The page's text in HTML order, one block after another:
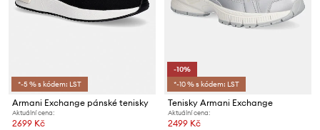
*-5 % s kódem: LST
Armani Exchange pánské tenisky
Aktuální cena:
2699 Kč
-10%
*-10 % s kódem: LST
Tenisky Armani Exchange
Aktuální cena:
2499 Kč